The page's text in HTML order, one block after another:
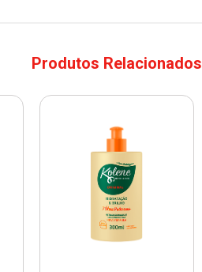
Produtos Relacionados